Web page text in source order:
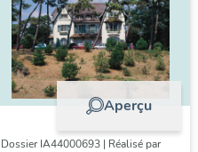
Aperçu
Dossier IA44000693 | Réalisé par